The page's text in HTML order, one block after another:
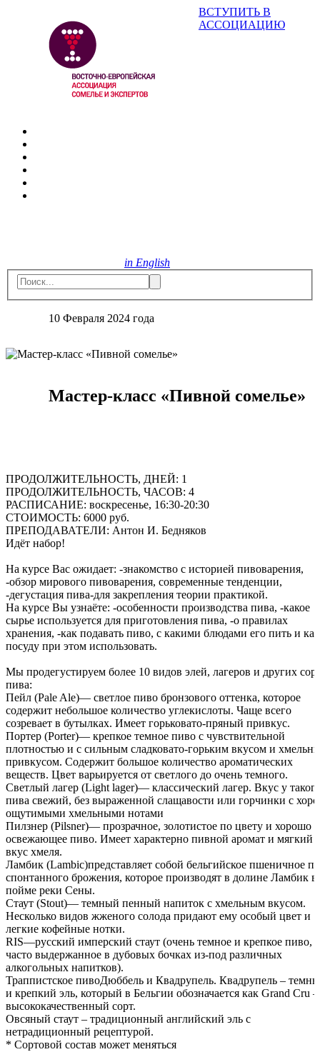
in English
ВСТУПИТЬ В
АССОЦИАЦИЮ
10 Февраля 2024 года
Мастер-класс «Пивной сомелье»
ПРОДОЛЖИТЕЛЬНОСТЬ, ДНЕЙ: 1
ПРОДОЛЖИТЕЛЬНОСТЬ, ЧАСОВ: 4
РАСПИСАНИЕ: воскресенье, 16:30-20:30
СТОИМОСТЬ: 6000 руб.
ПРЕПОДАВАТЕЛИ: Антон И. Бедняков
Идёт набор!
На курсе Вас ожидает: -знакомство с историей пивоварения,
-обзор мирового пивоварения, современные тенденции,
-дегустация пива-для закрепления теории практикой.
На курсе Вы узнаёте: -особенности производства пива, -какое
сырье используется для приготовления пива, -о правилах
хранения, -как подавать пиво, с какими блюдами его пить и
посуду при этом использовать.
Мы продегустируем более 10 видов элей, лагеров и других
пива:
Пейл (Pale Ale)— светлое пиво бронзового оттенка, которое
содержит небольшое количество углекислоты. Чаще всего
созревает в бутылках. Имеет горьковато-пряный привкус.
Портер (Porter)— крепкое темное пиво с чувствительной
плотностью и с сильным сладковато-горьким вкусом и
привкусом. Содержит большое количество ароматических
веществ. Цвет варьируется от светлого до очень темного.
Светлый лагер (Light lager)— классический лагер. Вкус у
пива свежий, без выраженной слащавости или горчинки с
ощутимыми хмельными нотами
Пилзнер (Pilsner)— прозрачное, золотистое по цвету и хорошо
освежающее пиво. Имеет характерно пивной аромат и мягкий
вкус хмеля.
Ламбик (Lambic)представляет собой бельгийское пшеничное
спонтанного брожения, которое производят в долине Ламбик в
пойме реки Сены.
Стаут (Stout)— темный пенный напиток с хмельным вкусом.
Несколько видов жженого солода придают ему особый цвет и
легкие кофейные нотки.
RIS—русский имперский стаут (очень темное и крепкое пиво,
часто выдержанное в дубовых бочках из-под различных
алкогольных напитков).
Траппистское пивоДюббель и Квадрупель. Квадрупель –
и крепкий эль, который в Бельгии обозначается как Grand Cru –
высококачественный сорт.
Овсяный стаут – традиционный английский эль с
нетрадиционный рецептурой.
* Сортовой состав может меняться